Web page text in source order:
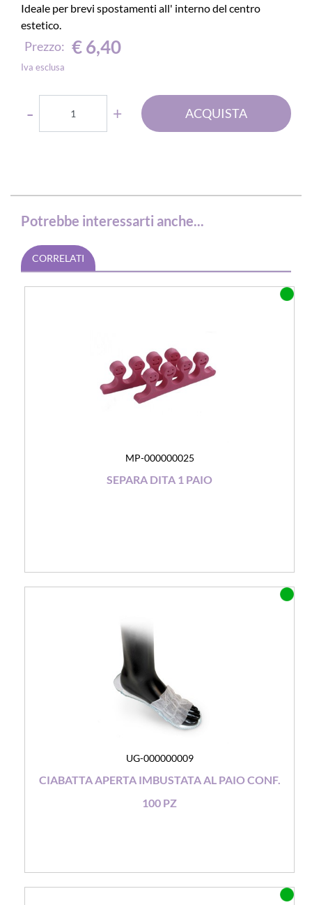
Ideale per brevi spostamenti all' interno del centro
estetico.
Prezzo: € 6,40
Iva esclusa
Quantità
ACQUISTA
Potrebbe interessarti anche...
CORRELATI
MP-000000025
SEPARA DITA 1 PAIO
UG-000000009
CIABATTA APERTA IMBUSTATA AL PAIO CONF.
100 PZ